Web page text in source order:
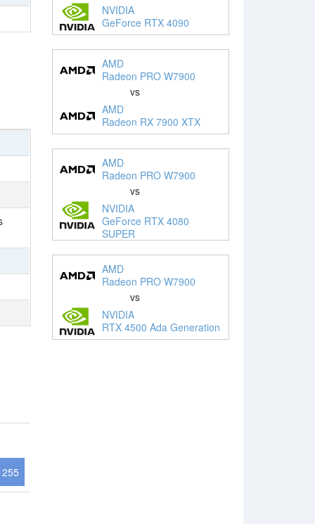
NVIDIA
GeForce RTX 4090
AMD
Radeon PRO W7900
vs
AMD
Radeon RX 7900 XTX
AMD
Radeon PRO W7900
vs
NVIDIA
GeForce RTX 4080
SUPER
AMD
Radeon PRO W7900
vs
NVIDIA
RTX 4500 Ada Generation